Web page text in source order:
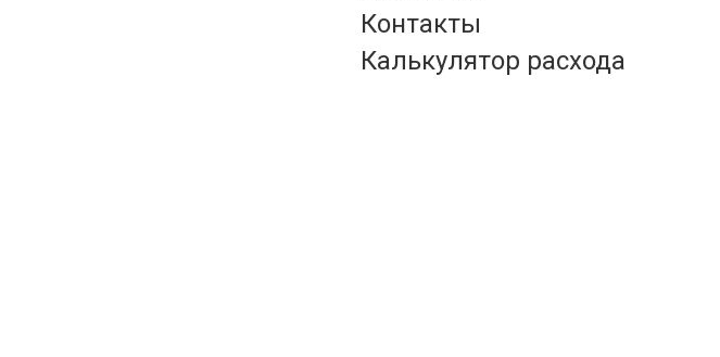
Контакты
Калькулятор расхода